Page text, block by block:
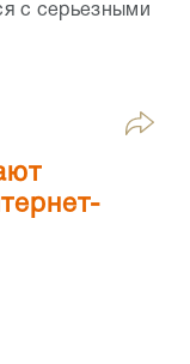
с серьезными